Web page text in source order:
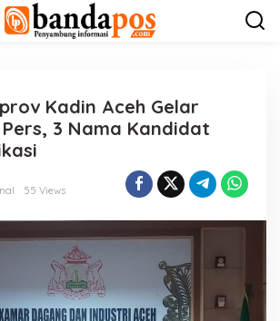
Kadin Aceh Gelar
3 Nama Kandidat
55 Views